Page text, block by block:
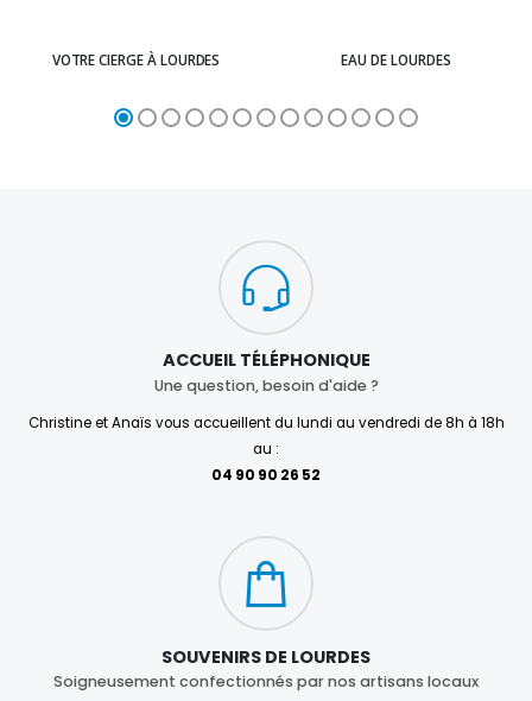
VOTRE CIERGE À LOURDES EAU DE LOURDES
ACCUEIL TÉLÉPHONIQUE
Une question, besoin d'aide ?
Christine et Anaïs vous accueillent du lundi au vendredi de 8h à 18h
au :
04 90 90 26 52
SOUVENIRS DE LOURDES
Soigneusement confectionnés par nos artisans locaux